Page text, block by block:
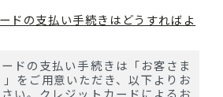
ドの支払い手続きはどうすればよ
ドの支払い手続きは「お客さま
をご用意いただき、以下よりお
い。クレジットカードによるお